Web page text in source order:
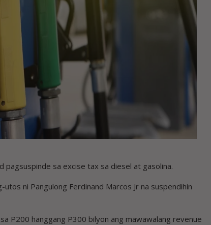
pagsuspinde sa excise tax sa diesel at gasolina.
ni Pangulong Ferdinand Marcos Jr na suspendihin
P200 hanggang P300 bilyon ang mawawalang revenue